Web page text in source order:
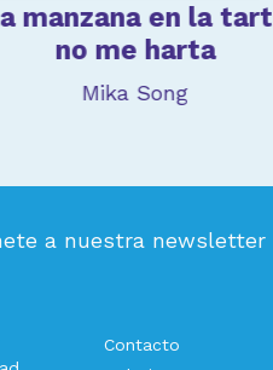
manzana en la
no me harta
Mika Song
a nuestra newsletter
Contacto